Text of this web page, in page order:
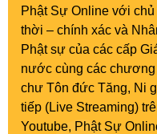
Phật Sự Online với
thời – chính xác và
Phật sự của các cấp
nước cùng các chương
chư Tôn đức Tăng, Ni
tiếp (Live Streaming)
Youtube, Phật Sự